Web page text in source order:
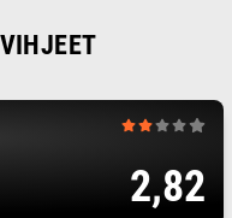
2,82